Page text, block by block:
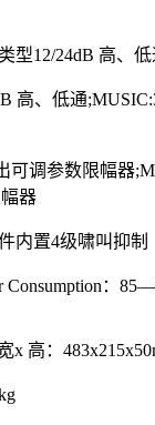
型12/24dB 高、低
高、低通
可调参数限幅器
器
内置4级啸叫抑
：
x 高：